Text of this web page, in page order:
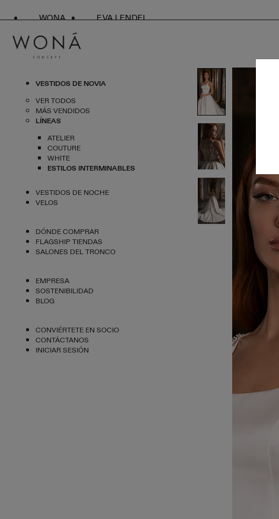
WONA EVA LENDEL
VESTIDOS DE NOVIA
VER TODOS
MÁS VENDIDOS
LÍNEAS
ATELIER
COUTURE
WHITE
ESTILOS INTERMINABLES
VESTIDOS DE NOCHE
VELOS
DÓNDE COMPRAR
FLAGSHIP TIENDAS
SALONES DEL TRONCO
EMPRESA
SOSTENIBILIDAD
BLOG
CONVIÉRTETE EN SOCIO
CONTÁCTANOS
INICIAR SESIÓN